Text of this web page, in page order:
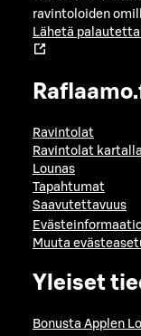
ravintoloiden
Lähetä
Ravintolat
Ravintolat kartalla
Lounas
Tapahtumat
Saavutettavuus
Muuta
Yleiset
Bonusta Applen